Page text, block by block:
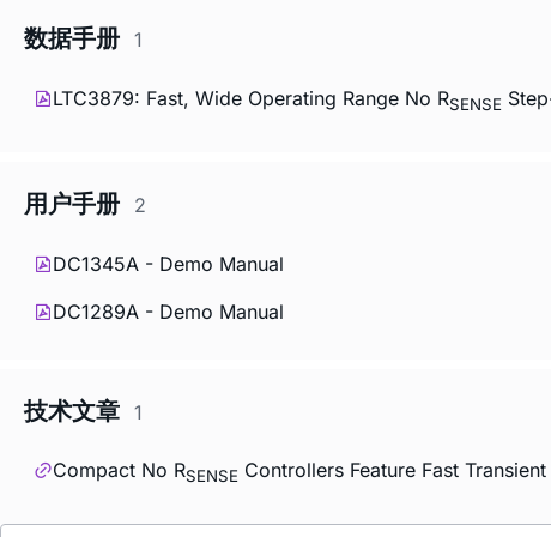
数据手册 1
LTC3879: Fast, Wide Operating Range No RSENSE
用户手册 2
DC1345A - Demo Manual
DC1289A - Demo Manual
技术文章 1
Compact No RSENSE Controllers Feature Fast